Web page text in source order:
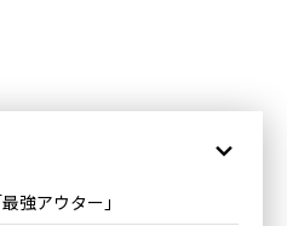
強アウター」